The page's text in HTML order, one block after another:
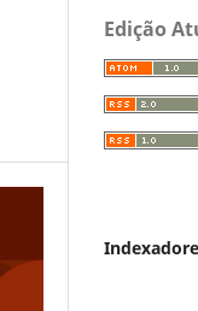
Edição